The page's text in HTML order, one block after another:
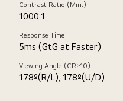
Contrast Ratio (Min.)
1000:1
Response Time
5ms (GtG at Faster)
Viewing Angle (CR≥10)
178º(R/L), 178º(U/D)